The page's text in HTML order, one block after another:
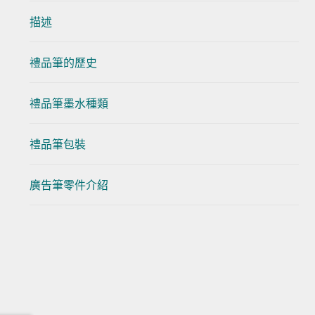
描述
禮品筆的歷史
禮品筆墨水種類
禮品筆包裝
廣告筆零件介紹